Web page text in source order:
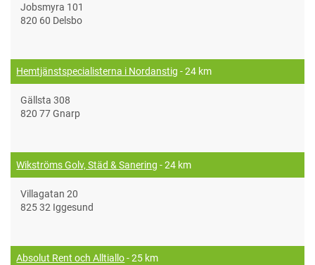
Jobsmyra 101
820 60 Delsbo
Hemtjänstspecialisterna i Nordanstig - 24 km
Gällsta 308
820 77 Gnarp
Wikströms Golv, Städ & Sanering - 24 km
Villagatan 20
825 32 Iggesund
Absolut Rent och Alltiallo- 25 km